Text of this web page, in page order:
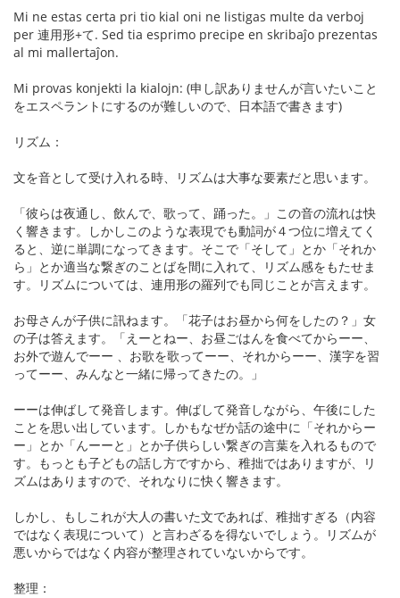
Mi ne estas certa pri tio kial oni ne listigas multe da verboj
per 連用形+て. Sed tia esprimo precipe en skribaĵo prezentas
al mi mallertaĵon.
Mi provas konjekti la kialojn: (申し訳ありませんが言いたいこと
をエスペラントにするのが難しいので、日本語で書きます)
リズム：
文を音として受け入れる時、リズムは大事な要素だと思います。
「彼らは夜通し、飲んで、歌って、踊った。」この音の流れは快
く響きます。しかしこのような表現でも動詞が４つ位に増えてく
ると、逆に単調になってきます。そこで「そして」とか「それか
ら」とか適当な繋ぎのことばを間に入れて、リズム感をもたせま
す。リズムについては、連用形の羅列でも同じことが言えます。
お母さんが子供に訊ねます。「花子はお昼から何をしたの？」女
の子は答えます。「えーとねー、お昼ごはんを食べてからーー、
お外で遊んでーー 、お歌を歌ってーー、それからーー、漢字を習
ってーー、みんなと一緒に帰ってきたの。」
ーーは伸ばして発音します。伸ばして発音しながら、午後にした
ことを思い出しています。しかもなぜか話の途中に「それからー
ー」とか「んーーと」とか子供らしい繋ぎの言葉を入れるもので
す。もっとも子どもの話し方ですから、稚拙ではありますが、リ
ズムはありますので、それなりに快く響きます。
しかし、もしこれが大人の書いた文であれば、稚拙すぎる（内容
ではなく表現について）と言わざるを得ないでしょう。リズムが
悪いからではなく内容が整理されていないからです。
整理：